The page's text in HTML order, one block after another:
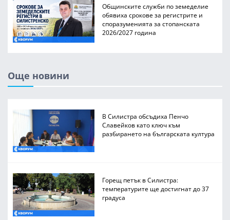
Общинските служби по земеделие
обявиха срокове за регистрите и
споразуменията за стопанската
2026/2027 година
Още новини
В Силистра обсъдиха Пенчо
Славейков като ключ към
разбирането на българската култура
Горещ петък в Силистра:
температурите ще достигнат до 37
градуса